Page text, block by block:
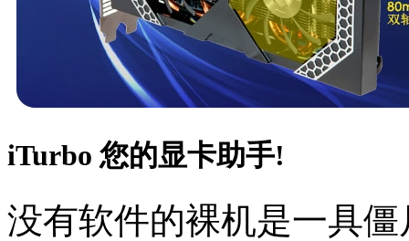
iTurbo 您的显卡助手!
没有软件的裸机是一具